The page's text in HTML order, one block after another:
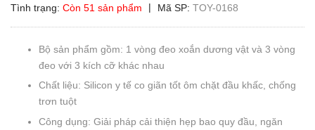
Tình trạng: Còn 51 sản phẩm | Mã SP: TOY-0168
Bộ sản phẩm gồm: 1 vòng đeo xoắn dương vật và 3 vòng
đeo với 3 kích cỡ khác nhau
Chất liệu: Silicon y tế co giãn tốt ôm chặt đầu khấc, chống
trơn tuột
Công dụng: Giải pháp cải thiện hẹp bao quy đầu, ngăn